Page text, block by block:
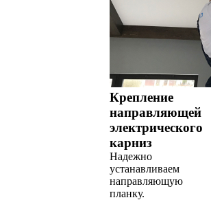
Крепление
направляющей
электрического
карниз
Надежно
устанавливаем
направляющую
планку.